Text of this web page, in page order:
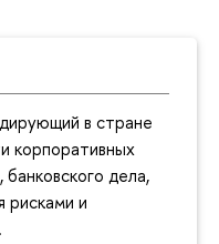
в стране
корпоративных
дела,
рисками и